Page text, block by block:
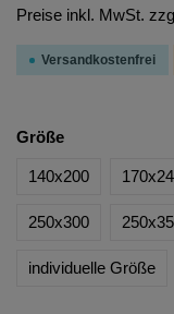
Preise inkl. MwSt.
Versandkostenfrei
Größe
140x200
250x300
individuelle Größe